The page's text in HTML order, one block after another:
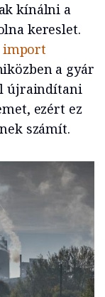
kínálni a
kereslet.
import
a gyár
újraindítani
ezért ez
számít.